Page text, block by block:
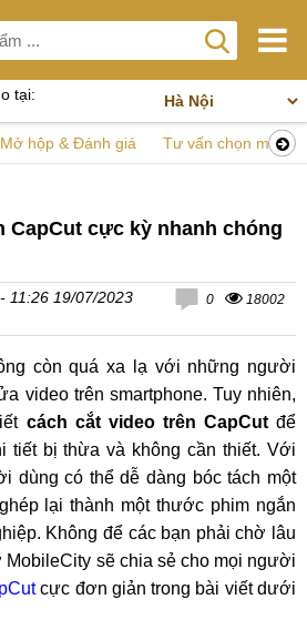
tại:
Mở hộp & Đánh giá Tư vấn chọn mua
CapCut cực kỳ nhanh chóng
- 11:26 19/07/2023
0 18002
còn quá xa lạ với những người
video trên smartphone. Tuy nhiên,
cách cắt video trên CapCutđể
tiết bị thừa và không cần thiết. Với
dùng có thể dễ dàng bóc tách một
lại thành một thước phim ngắn
Không để các bạn phải chờ lâu
sẽ chia sẻ cho mọi người
cực đơn giản trong bài viết dưới